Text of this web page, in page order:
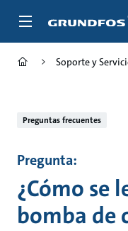
Soporte y
Preguntas frecuentes
Pregunta:
¿Cómo se
bomba de